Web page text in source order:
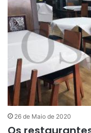
26 de Maio de 2020